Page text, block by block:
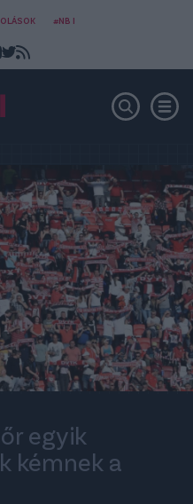
#NB I
egyik
kémnek a